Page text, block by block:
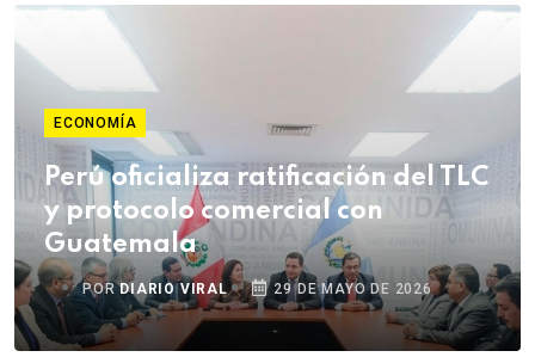
ECONOMÍA
Perú oficializa ratificación del TLC
y protocolo comercial con
Guatemala
PORDIARIO VIRAL 29 DE MAYO DE 2026